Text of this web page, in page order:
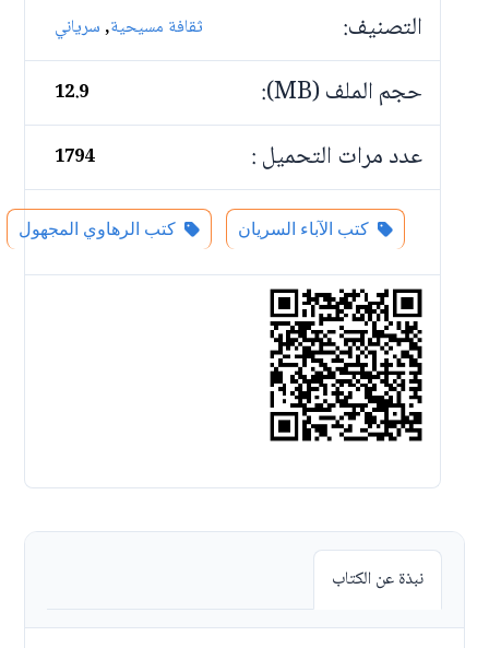
التصنيف: ثقافة مسيحية,سرياني
حجم الملف (MB): 12.9
عدد مرات التحميل : 1794
كتب الآباء السريان كتب الرهاوي المجهول
نبذة عن الكتاب